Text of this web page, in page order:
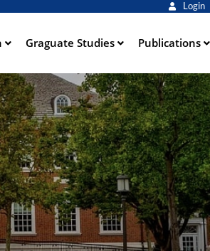
Login
Graguate Studies Publications